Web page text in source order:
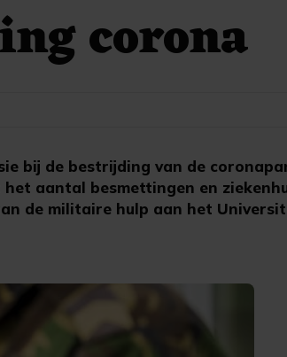
corona
bij de bestrijding van de
aantal besmettingen en
de militaire hulp aan het